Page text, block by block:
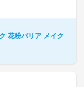
花粉バリア メイク